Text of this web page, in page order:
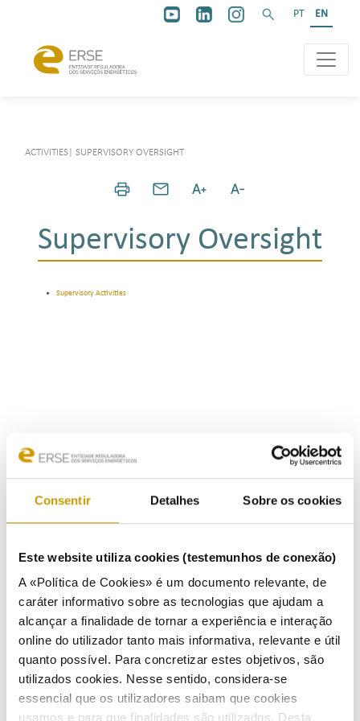
Consentir Detalhes Sobre os cookies
Este website utiliza cookies (testemunhos de conexão)
A «Política de Cookies» é um documento relevante, de
caráter informativo sobre as tecnologias que ajudam a
alcançar a finalidade de tornar a experiência e interação
online do utilizador tanto mais informativa, relevante e útil
quanto possível. Para concretizar estes objetivos, são
utilizados cookies. Nesse sentido, considera-se
essencial que os utilizadores saibam que cookies
usamos e para que finalidades são utilizados. Desta
PT EN
ACTIVITIES
ACTIVITIES SUPERVISORY OVERSIGHT
Supervisory Oversight
Supervisory Activities